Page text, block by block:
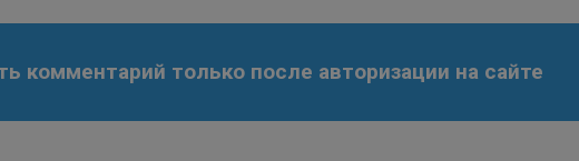
комментарий только после авторизации на сайте